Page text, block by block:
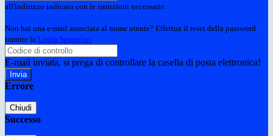
all'indirizzo indicato con le istruzioni necessarie.
Non hai una e-mail associata al nome utente? Effettua il reset della password
tramite la Login Spaggiari
E-mail inviata, si prega di controllare la casella di posta elettronica!
Errore
Chiudi
Successo